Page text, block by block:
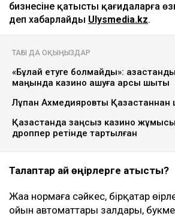
бизнесіне қатысты қағидаларға
деп хабарлайды Ulysmedia.kz.
ТАҒЫ ДА ОҚЫҢЫЗДАР
«Бұлай етуге болмайды»:
маңында казино ашуға қарсы шықты
Лұқпан Ахмедияровты Қазақстаннан
Қазақстанда заңсыз казино
дроппер ретінде тартылған
Талаптар қай өңірлерге қатысты?
Жаңа нормаға сәйкес, бірқатар
ойын автоматтары залдары,